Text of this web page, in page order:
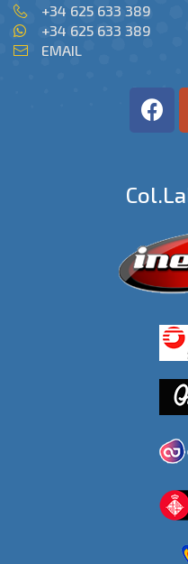
+34 625 633 389
+34 625 633 389
EMAIL